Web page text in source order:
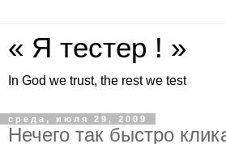
« Я тестер ! »
In God we trust, the rest we test
среда, июля 29, 2009
Нечего так быстро